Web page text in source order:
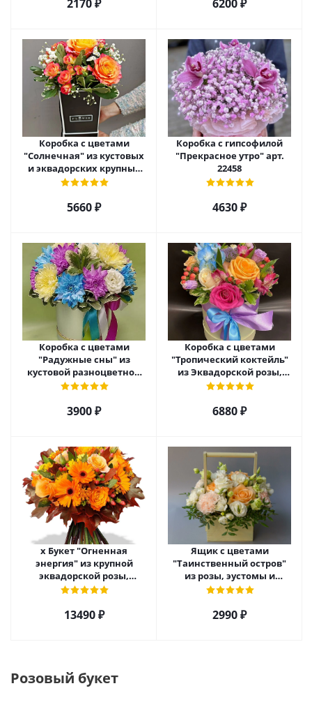
2170 ₽ 6200 ₽
Коробка с цветами
"Солнечная" из кустовых
и эквадорских крупных
роз с гипсофилой арт.
5660 ₽
Коробка с гипсофилой
"Прекрасное утро" арт.
22458
4630 ₽
Коробка с цветами
"Радужные сны" из
кустовой разноцветной
хризантемы арт. 22457
3900 ₽
Коробка с цветами
"Тропический коктейль"
из Эквадорской розы,
эустомы, альстромерии
6880 ₽
х Букет "Огненная
энергия" из крупной
эквадорской розы,
гиперикума и гермини.
13490 ₽
Ящик с цветами
"Таинственный остров"
из розы, эустомы и
диантуса арт. 7754
2990 ₽
Розовый букет